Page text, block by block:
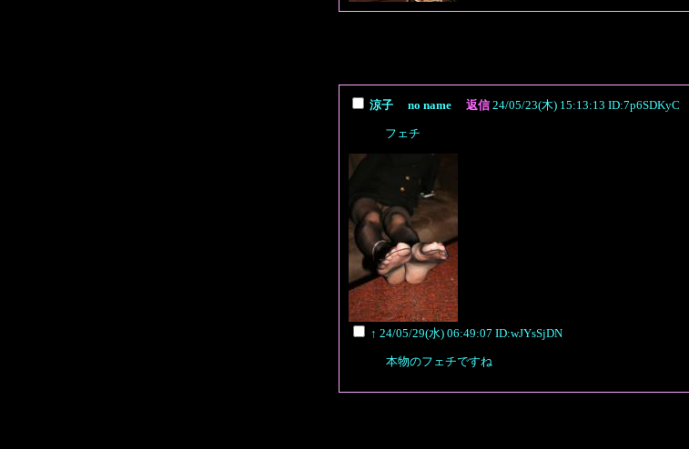
涼子 no name 返信 24/05/23(木) 15:13:13 ID:7p6SDKyC
フェチ
↑ 24/05/29(水) 06:49:07 ID:wJYsSjDN
本物のフェチですね